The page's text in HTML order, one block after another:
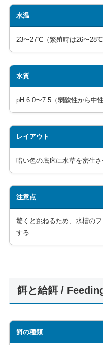
水温
23〜27℃（繁殖時は26〜28℃
水質
pH 6.0〜7.5（弱酸性から中
レイアウト
暗い色の底床に水草を密生
注意点
驚くと跳ねるため、水槽の
する
餌と給餌 /
餌の種類